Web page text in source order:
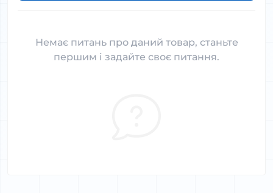
Немає питань про даний товар, станьте
першим і задайте своє питання.